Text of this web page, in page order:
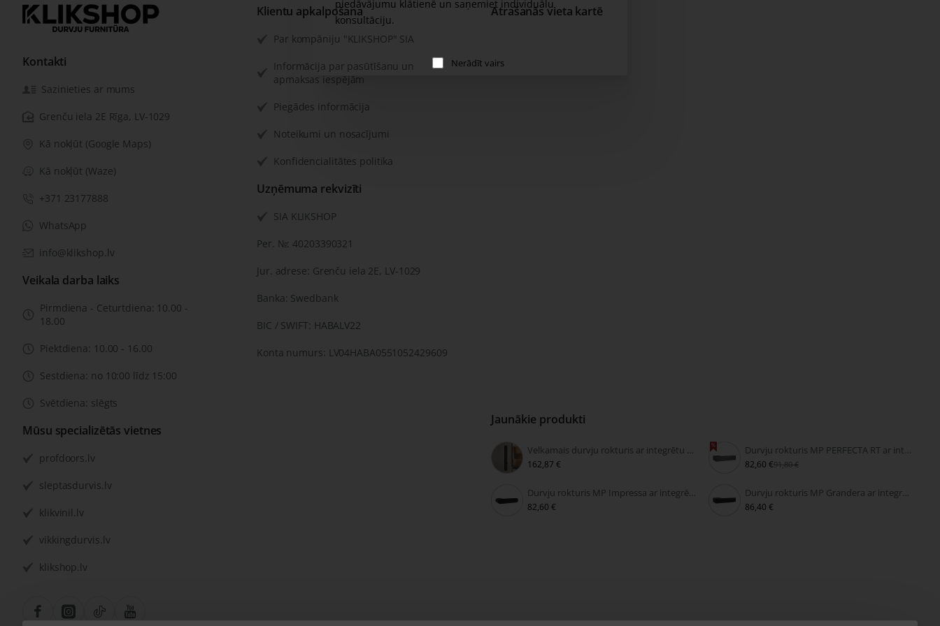
piedāvājumu klātienē un saņemiet individuālu
konsultāciju.
Nerādīt vairs
Kontakti
Sazinieties ar mums
Grenču iela 2E Rīga, LV-1029
Kā nokļūt (Google Maps)
Kā nokļūt (Waze)
+371 23177888
WhatsApp
info@klikshop.lv
Veikala darba laiks
Pirmdiena - Ceturtdiena: 10.00 -
18.00
Piektdiena: 10.00 - 16.00
Sestdiena: no 10:00 līdz 15:00
Svētdiena: slēgts
Mūsu specializētās vietnes
profdoors.lv
sleptasdurvis.lv
klikvinil.lv
vikkingdurvis.lv
klikshop.lv
Klientu apkalpošana
Par kompāniju "KLIKSHOP" SIA
Informācija par pasūtīšanu un
apmaksas iespējām
Piegādes informācija
Noteikumi un nosacījumi
Konfidencialitātes politika
Uzņēmuma rekvizīti
SIA KLIKSHOP
Рег. №: 40203390321
Jur. adrese: Grenču iela 2E, LV-1029
Banka: Swedbank
BIC / SWIFT: HABALV22
Konta numurs: LV04HABA0551052429609
Atrašanās vieta kartē
Jaunākie produkti
Velkamais durvju rokturis ar integrētu slēdzeni FIMET SECRET
162,87 €
Durvju rokturis MP PERFECTA RT ar integrētu slēdzeni
82,60 €91,80 €
Durvju rokturis MP Impressa ar integrētu slēdzeni
82,60 €
Durvju rokturis MP Grandera ar integrētu slēdzeni
86,40 €